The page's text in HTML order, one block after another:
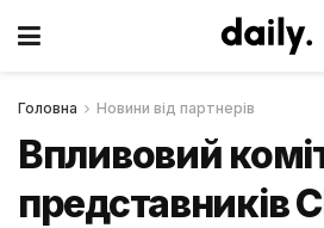
Головна Новини від партнерів
Впливовий
представників